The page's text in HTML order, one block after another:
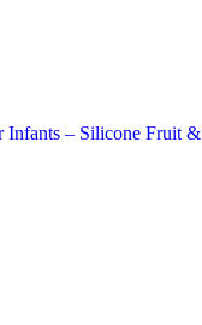
Infants – Silicone Fruit &